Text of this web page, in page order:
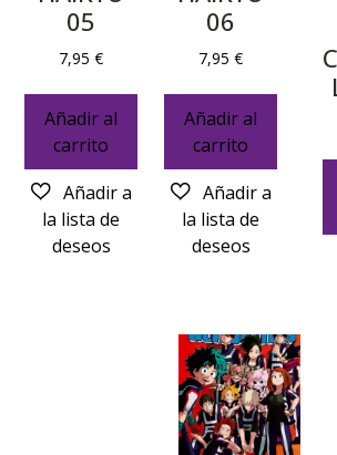
05
7,95 €
Añadir al
carrito
06
7,95 €
Añadir al
carrito